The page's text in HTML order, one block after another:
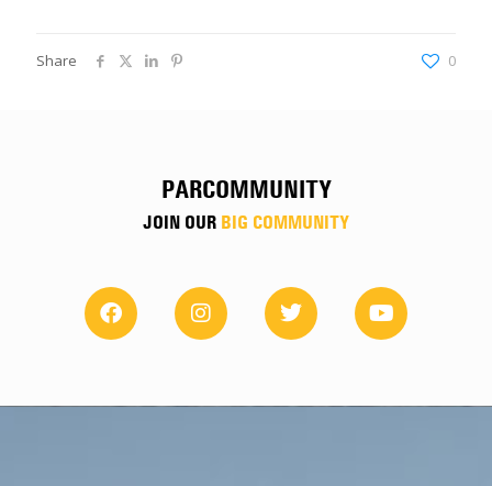
Share 0
PARCOMMUNITY
JOIN OUR BIG COMMUNITY